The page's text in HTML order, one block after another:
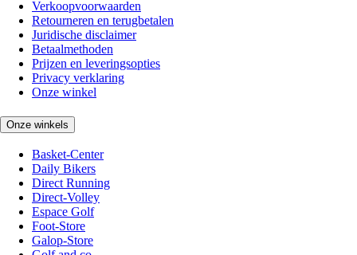
Verkoopvoorwaarden
Retourneren en terugbetalen
Juridische disclaimer
Betaalmethoden
Prijzen en leveringsopties
Privacy verklaring
Onze winkel
Onze winkels
Basket-Center
Daily Bikers
Direct Running
Direct-Volley
Espace Golf
Foot-Store
Galop-Store